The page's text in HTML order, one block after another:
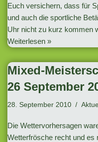
Euch versichern, dass für
und auch die sportliche
Uhr nicht zu kurz kommen
Weiterlesen »
Mixed-
26 September
28. September 2010
Die Wettervorhersagen
Wetterfrösche recht und es